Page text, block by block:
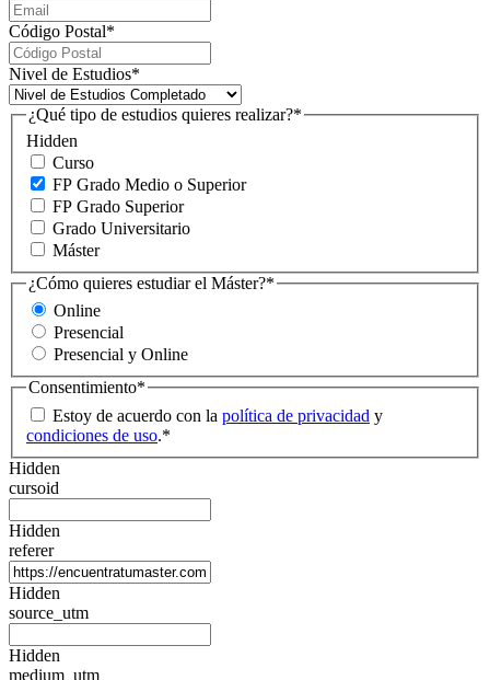
Código Postal*
Nivel de Estudios*
Hidden
¿Qué tipo de estudios quieres realizar?*
Curso
FP Grado Medio o Superior
FP Grado Superior
Grado Universitario
Máster
¿Cómo quieres estudiar el Máster?*
Online
Presencial
Presencial y Online
Consentimiento*
Estoy de acuerdo con la política de privacidad y
condiciones de uso.*
Hidden
cursoid
Hidden
referer
Hidden
source_utm
Hidden
medium_utm